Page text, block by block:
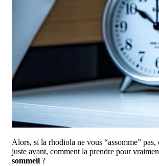
Alors, si la rhodiola ne vous “assomme” pas,
juste avant, comment la prendre pour
sommeil ?